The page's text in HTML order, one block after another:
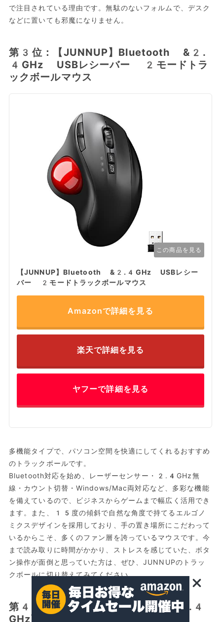
で注目されている理由です。無駄のないフォルムで、デスク
などに置いても邪魔になりません。
第3位：【JUNNUP】Bluetooth &2.
4GHz USBレシーバー 2モードトラ
ックボールマウス
この商品を見る
【JUNNUP】Bluetooth &2.4GHz USBレシー
バー 2モードトラックボールマウス
Amazonで詳細を見る
楽天で詳細を見る
ヤフーで詳細を見る
多機能タイプで、パソコン空間を快適にしてくれるおすすめ
のトラックボールです。
Bluetooth対応を始め、レーザーセンサー・2.4GHz無
線・カウント切替・Windows/Mac両対応など、多彩な機能
を備えているので、ビジネスからゲームまで幅広く活用でき
ます。また、15度の傾斜で自然な角度で持てるエルゴノ
ミクスデザインを採用しており、手の置き場所にこだわって
いるからこそ、多くのファン層を誇っているマウスです。今
まで読み取りに時間がかかり、ストレスを感じていた、ボタ
ン操作が面倒と思っていた方は、ぜひ、JUNNUPのトラッ
クボールに切り替えてみてください。
第4位：【ProtoArc】Bluetooth/2.4
GHz両対応